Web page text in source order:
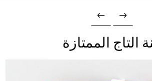
التاج الممتازة